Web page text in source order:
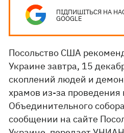
ПІДПИШІТЬСЯ НА
GOOGLE
Посольство США
Украине завтра, 15
скоплений людей и
храмов из-за
Объединительного
сообщении на сайте